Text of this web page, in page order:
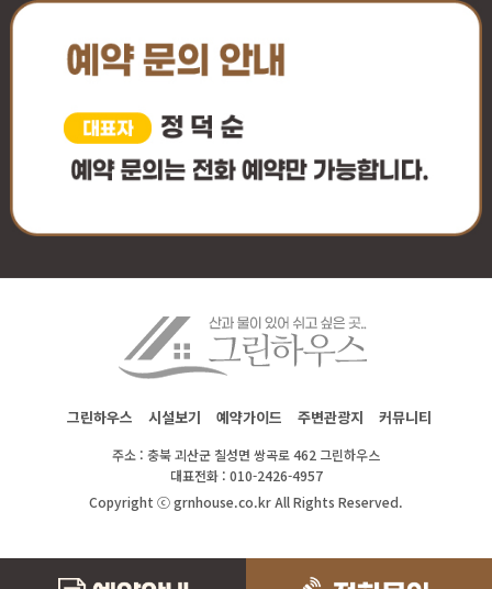
그린하우스 시설보기 예약가이드 주변관광지 커뮤니티
주소 : 충북 괴산군 칠성면 쌍곡로 462 그린하우스
대표전화 : 010-2426-4957
Copyright ⓒ grnhouse.co.kr All Rights Reserved.